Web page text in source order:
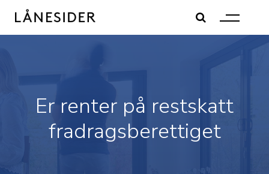
content
Er renter på restskatt
fradragsberettiget